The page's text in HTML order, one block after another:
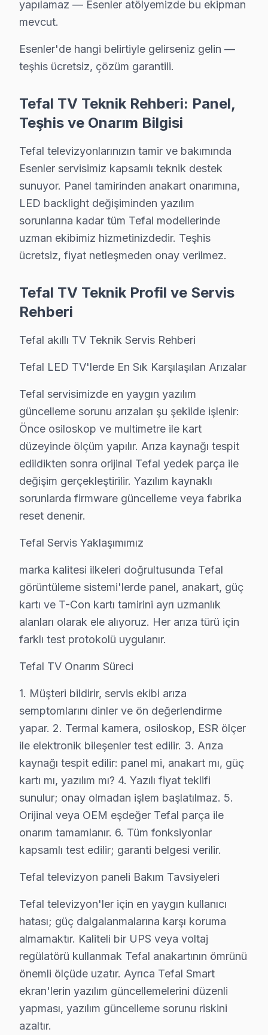
Metro ve Otogar güzergahında 35 dakikada kapıya
Bu hikaye her gün Esenler'da yaşanıyor. Sizin LED
Esenler'da Tefal TV Kurulum Hizmeti – Aynı
Yeni bir Tefal televizyon aldıysanız, Esenler'da
Sunduğumuz kurulum seçenekleri:
• Esenler'de tek veya çift ekran kurulumu (ev/ofis)
• Esenler servisimizde duvar tipi braket seçimi ve
• Esenler'de ses sistemi entegrasyonu (soundbar, ev
• Esenler servisimizde uydu/kablo alıcısı bağlantısı ve
• Esenler'de Smart televizyon uygulama kurulumu ve
Tefal ekran'nizin ilk açılışından itibaren en iyi
Esenler Tefal TV Temizlik ve Bakım –
Televizyon arızalarının büyük kısmı ihmal edilen
Bakım işlemlerimiz:
• Esenler'de panel ve LED backlight kontrolü
• Esenler'de anakart kapasitör ve kondansatör
• HDMI port ve bağlantı noktası temizliği — Esenler
Yılda en az bir kez profesyonel bakım, Tefal
Esenler Tefal Servis Hizmeti – Yerinde Tamir
Esenler'de aniden arızalanan Tefal TV ürünleriniz
Esenler'de yerinde servis avantajları:
• Esenler'de yerinde teşhis ve anlık fiyat teklifi
• Esenler servisimizde parça onayınız olmadan işlem
• Esenler servisimizde servis belgesi ve garanti fişi
• Esenler'de ek arıza çıkması halinde bilgilendirme
Esenler'da Tefal yetkili servis kalitesinde hizmet alın,
Esenler'de Tefal Servis: Bölge Bilgisi
Esenler, yaklaşık 450.000+ nüfusu barındıran
Neden Esenler'de Tefal teknik desteği Tercih
Esenler Tefal TV Ekran Anakart Profesyonel Servis ve Tamir
Esenler'da Tefal televizyon ünitesi'niz bozulduğunda
• Esenler'de 25+ sertifikalı teknisyen Tefal panel
• Esenler'de sadece orijinal parça kullanıyoruz.
• Chip-level teknik onarım için osiloskop, ESR ve
Doğrusunu söylemek gerekirse,, Esenler Otogarı,
Esenler × Tefal: Yerel İçerik ve Deneyim
Esenler'de Mahalle Tefal Servis Hizmeti
Tefal görüntüleme sistemi arıza servisimiz
Havaalanı, Kazım Karabekir, Kemer, Menderes,
Nine Hatun, Oruç Reis, Tuna, Turgut Reis, Yavuz
Atışalanı, Birlik, Çiftehavuzlar, Davutpaşa, Fatih,
Tefal TV'lerde Sık Görülen Arızalar
Esenler'de Tefal ekran teknolojisini kullanan
▸ Panel arızası: Esenler'de Tefal'ın LED panelinde
▸ Anakart hatası: Esenler servisimizde Reparasyon
yapılamaz — Esenler atölyemizde bu ekipman
mevcut.
Esenler'de hangi belirtiyle gelirseniz gelin —
teşhis ücretsiz, çözüm garantili.
Tefal TV Teknik Rehberi: Panel,
Teşhis ve Onarım Bilgisi
Tefal televizyonlarınızın tamir ve bakımında
Esenler servisimiz kapsamlı teknik destek
sunuyor. Panel tamirinden anakart onarımına,
LED backlight değişiminden yazılım
sorunlarına kadar tüm Tefal modellerinde
uzman ekibimiz hizmetinizdedir. Teşhis
ücretsiz, fiyat netleşmeden onay verilmez.
Tefal TV Teknik Profil ve Servis
Rehberi
Tefal akıllı TV Teknik Servis Rehberi
Tefal LED TV'lerde En Sık Karşılaşılan Arızalar
Tefal servisimizde en yaygın yazılım
güncelleme sorunu arızaları şu şekilde işlenir:
Önce osiloskop ve multimetre ile kart
düzeyinde ölçüm yapılır. Arıza kaynağı tespit
edildikten sonra orijinal Tefal yedek parça ile
değişim gerçekleştirilir. Yazılım kaynaklı
sorunlarda firmware güncelleme veya fabrika
reset denenir.
Tefal Servis Yaklaşımımız
marka kalitesi ilkeleri doğrultusunda Tefal
görüntüleme sistemi'lerde panel, anakart, güç
kartı ve T-Con kartı tamirini ayrı uzmanlık
alanları olarak ele alıyoruz. Her arıza türü için
farklı test protokolü uygulanır.
Tefal TV Onarım Süreci
1. Müşteri bildirir, servis ekibi arıza
semptomlarını dinler ve ön değerlendirme
yapar. 2. Termal kamera, osiloskop, ESR ölçer
ile elektronik bileşenler test edilir. 3. Arıza
kaynağı tespit edilir: panel mi, anakart mı, güç
kartı mı, yazılım mı? 4. Yazılı fiyat teklifi
sunulur; onay olmadan işlem başlatılmaz. 5.
Orijinal veya OEM eşdeğer Tefal parça ile
onarım tamamlanır. 6. Tüm fonksiyonlar
kapsamlı test edilir; garanti belgesi verilir.
Tefal televizyon paneli Bakım Tavsiyeleri
Tefal televizyon'ler için en yaygın kullanıcı
hatası; güç dalgalanmalarına karşı koruma
almamaktır. Kaliteli bir UPS veya voltaj
regülatörü kullanmak Tefal anakartının ömrünü
önemli ölçüde uzatır. Ayrıca Tefal Smart
ekran'lerin yazılım güncellemelerini düzenli
yapması, yazılım güncelleme sorunu riskini
azaltır.